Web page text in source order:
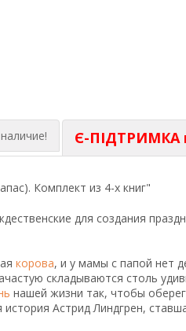
Є-ПІДТРИМКА
Комплект из 4-х книг"
для создания
корова, и у мамы с папой нет
складываются столь
нашей жизни так, чтобы
Астрид Линдгрен,